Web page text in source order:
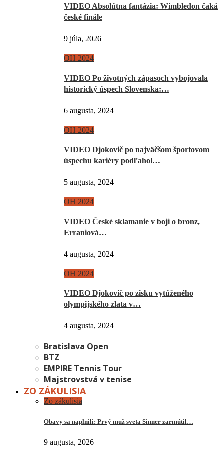
VIDEO Absolútna fantázia: Wimbledon čaká
české finále
9 júla, 2026
OH 2024
VIDEO Po životných zápasoch vybojovala
historický úspech Slovenska:…
6 augusta, 2024
OH 2024
VIDEO Djokovič po najväčšom športovom
úspechu kariéry podľahol…
5 augusta, 2024
OH 2024
VIDEO České sklamanie v boji o bronz,
Erraniová…
4 augusta, 2024
OH 2024
VIDEO Djokovič po zisku vytúženého
olympijského zlata v…
4 augusta, 2024
Bratislava Open
BTZ
EMPIRE Tennis Tour
Majstrovstvá v tenise
ZO ZÁKULISIA
Zo zákulisia
Obavy sa naplnili: Prvý muž sveta Sinner zarmútil…
9 augusta, 2026